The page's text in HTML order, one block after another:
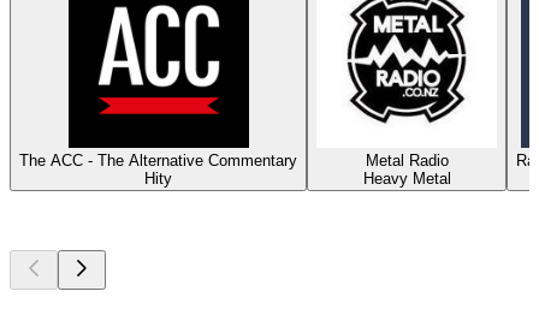
The ACC - The Alternative Commentary
Hity
Metal Radio
Heavy Metal